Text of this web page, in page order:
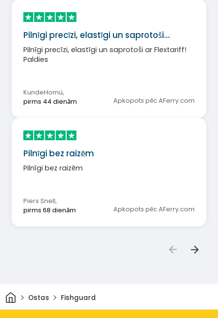
Pilnīgi precīzi, elastīgi un saprotoši…
Pilnīgi precīzi, elastīgi un saprotoši ar Flextariff!
Paldies
KundeHomü,
pirms 44 dienām
Apkopots pēc AFerry.com
Pilnīgi bez raizēm
Pilnīgi bez raizēm
Piers Snell,
pirms 68 dienām
Apkopots pēc AFerry.com
Sākums
Ostas Fishguard